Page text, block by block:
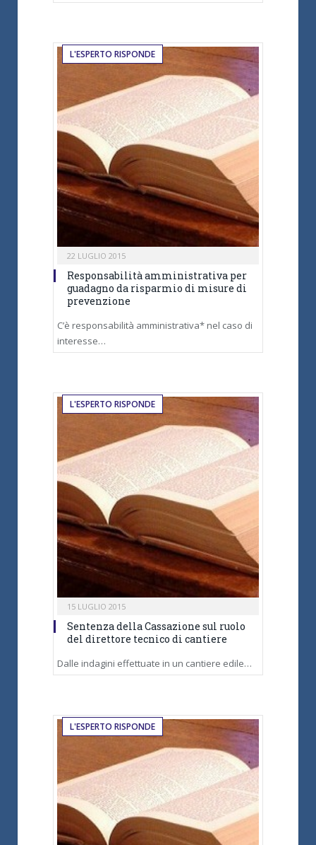
L'ESPERTO RISPONDE
22 LUGLIO 2015
Responsabilità amministrativa per
guadagno da risparmio di misure di
prevenzione
C’è responsabilità amministrativa* nel caso di
interesse…
L'ESPERTO RISPONDE
15 LUGLIO 2015
Sentenza della Cassazione sul ruolo
del direttore tecnico di cantiere
Dalle indagini effettuate in un cantiere edile…
L'ESPERTO RISPONDE